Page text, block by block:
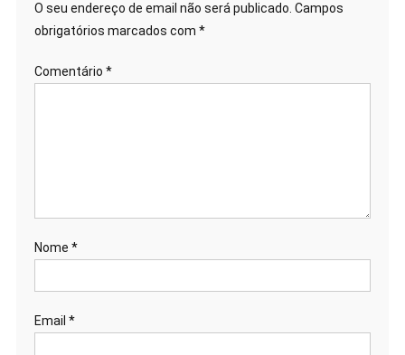
O seu endereço de email não será publicado. Campos
obrigatórios marcados com *
Comentário *
Nome *
Email *